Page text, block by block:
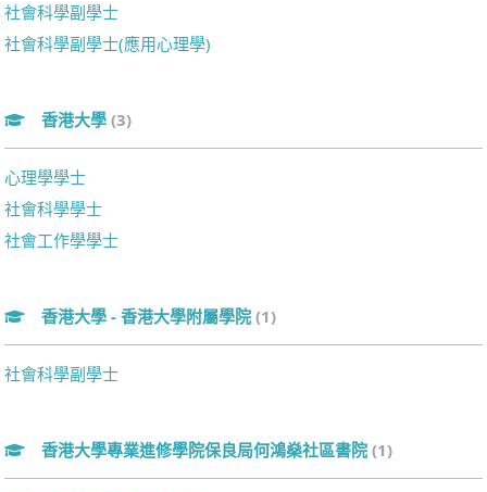
社會科學副學士
社會科學副學士(應用心理學)
香港大學 (3)
心理學學士
社會科學學士
社會工作學學士
香港大學 - 香港大學附屬學院 (1)
社會科學副學士
香港大學專業進修學院保良局何鴻燊社區書院 (1)